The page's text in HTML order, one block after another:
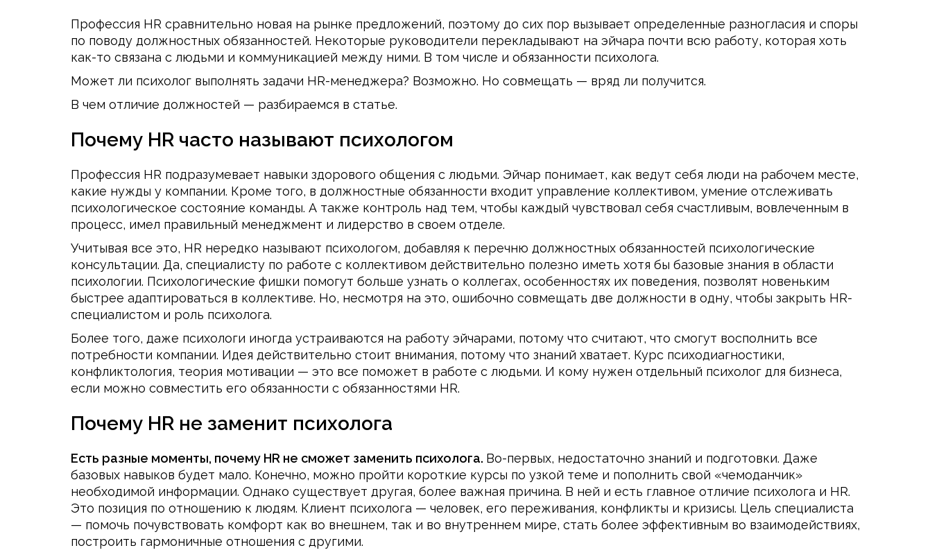
Профессия HR сравнительно новая на рынке предложений, поэтому до сих пор вызывает определенные разногласия и споры
по поводу должностных обязанностей. Некоторые руководители перекладывают на эйчара почти всю работу, которая хоть
как-то связана с людьми и коммуникацией между ними. В том числе и обязанности психолога.
Может ли психолог выполнять задачи HR-менеджера? Возможно. Но совмещать — вряд ли получится.
В чем отличие должностей — разбираемся в статье.
Почему HR часто называют психологом
Профессия HR подразумевает навыки здорового общения с людьми. Эйчар понимает, как ведут себя люди на рабочем месте,
какие нужды у компании. Кроме того, в должностные обязанности входит управление коллективом, умение отслеживать
психологическое состояние команды. А также контроль над тем, чтобы каждый чувствовал себя счастливым, вовлеченным в
процесс, имел правильный менеджмент и лидерство в своем отделе.
Учитывая все это, HR нередко называют психологом, добавляя к перечню должностных обязанностей психологические
консультации. Да, специалисту по работе с коллективом действительно полезно иметь хотя бы базовые знания в области
психологии. Психологические фишки помогут больше узнать о коллегах, особенностях их поведения, позволят новеньким
быстрее адаптироваться в коллективе. Но, несмотря на это, ошибочно совмещать две должности в одну, чтобы закрыть HR-
специалистом и роль психолога.
Более того, даже психологи иногда устраиваются на работу эйчарами, потому что считают, что смогут восполнить все
потребности компании. Идея действительно стоит внимания, потому что знаний хватает. Курс психодиагностики,
конфликтология, теория мотивации — это все поможет в работе с людьми. И кому нужен отдельный психолог для бизнеса,
если можно совместить его обязанности с обязанностями HR.
Почему HR не заменит психолога
Есть разные моменты, почему HR не сможет заменить психолога. Во-первых, недостаточно знаний и подготовки. Даже
базовых навыков будет мало. Конечно, можно пройти короткие курсы по узкой теме и пополнить свой «чемоданчик»
необходимой информации. Однако существует другая, более важная причина. В ней и есть главное отличие психолога и HR.
Это позиция по отношению к людям. Клиент психолога — человек, его переживания, конфликты и кризисы. Цель специалиста
— помочь почувствовать комфорт как во внешнем, так и во внутреннем мире, стать более эффективным во взаимодействиях,
построить гармоничные отношения с другими.